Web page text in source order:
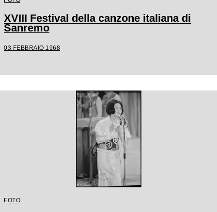
XVIII Festival della canzone italiana di
Sanremo
03 FEBBRAIO 1968
FOTO